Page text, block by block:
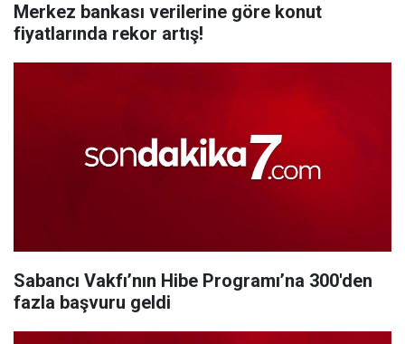
Merkez bankası verilerine göre konut
fiyatlarında rekor artış!
Sabancı Vakfı’nın Hibe Programı’na 300'den
fazla başvuru geldi